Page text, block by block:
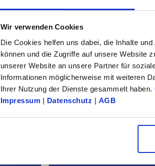
Wir verwenden Cookies
Die Cookies helfen uns dabei, die Inhalte
können und die Zugriffe auf unsere Website
unserer Website an unsere Partner für
Informationen möglicherweise mit weiteren
Ihrer Nutzung der Dienste gesammelt haben.
Impressum | Datenschutz | AGB